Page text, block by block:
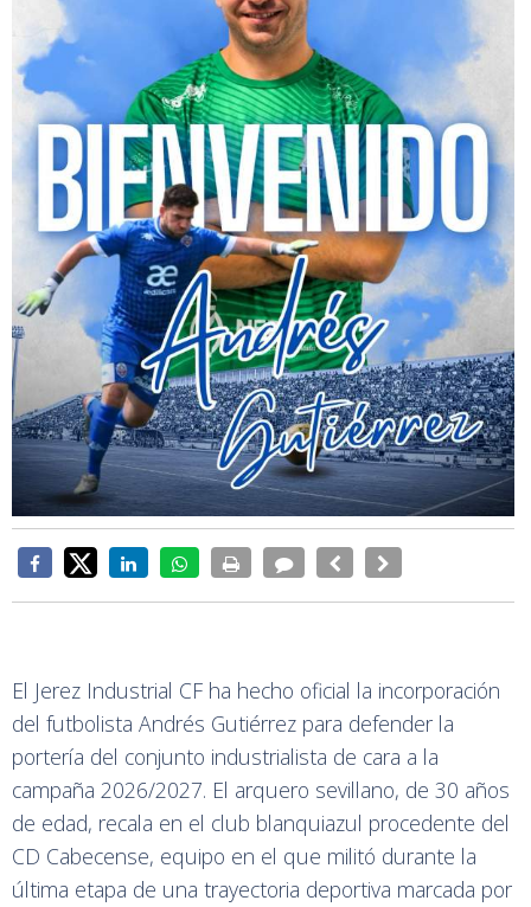
El Jerez Industrial CF ha hecho oficial la incorporación
del futbolista Andrés Gutiérrez para defender la
portería del conjunto industrialista de cara a la
campaña 2026/2027. El arquero sevillano, de 30 años
de edad, recala en el club blanquiazul procedente del
CD Cabecense, equipo en el que militó durante la
última etapa de una trayectoria deportiva marcada por